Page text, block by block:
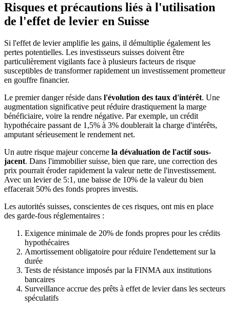
Risques et précautions liés à l'utilisation
de l'effet de levier en Suisse
Si l'effet de levier amplifie les gains, il démultiplie également les
pertes potentielles. Les investisseurs suisses doivent être
particulièrement vigilants face à plusieurs facteurs de risque
susceptibles de transformer rapidement un investissement prometteur
en gouffre financier.
Le premier danger réside dans l'évolution des taux d'intérêt. Une
augmentation significative peut réduire drastiquement la marge
bénéficiaire, voire la rendre négative. Par exemple, un crédit
hypothécaire passant de 1,5% à 3% doublerait la charge d'intérêts,
amputant sérieusement le rendement net.
Un autre risque majeur concerne la dévaluation de l'actif sous-
jacent. Dans l'immobilier suisse, bien que rare, une correction des
prix pourrait éroder rapidement la valeur nette de l'investissement.
Avec un levier de 5:1, une baisse de 10% de la valeur du bien
effacerait 50% des fonds propres investis.
Les autorités suisses, conscientes de ces risques, ont mis en place
des garde-fous réglementaires :
Exigence minimale de 20% de fonds propres pour les crédits
hypothécaires
Amortissement obligatoire pour réduire l'endettement sur la
durée
Tests de résistance imposés par la FINMA aux institutions
bancaires
Surveillance accrue des prêts à effet de levier dans les secteurs
spéculatifs